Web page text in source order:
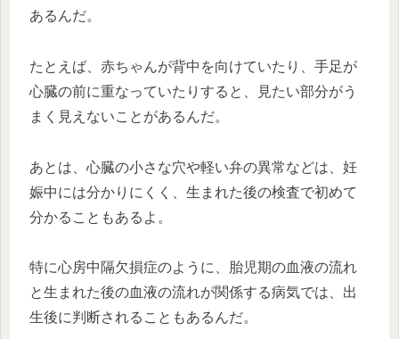
あるんだ。
たとえば、赤ちゃんが背中を向けていたり、手足が
心臓の前に重なっていたりすると、見たい部分がう
まく見えないことがあるんだ。
あとは、心臓の小さな穴や軽い弁の異常などは、妊
娠中には分かりにくく、生まれた後の検査で初めて
分かることもあるよ。
特に心房中隔欠損症のように、胎児期の血液の流れ
と生まれた後の血液の流れが関係する病気では、出
生後に判断されることもあるんだ。